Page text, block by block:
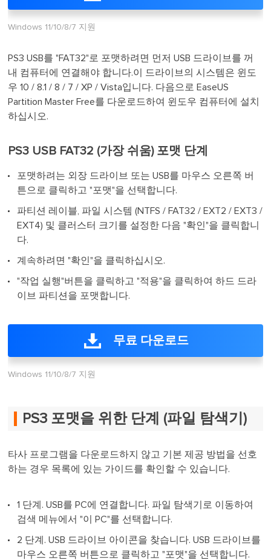
Windows 11/10/8/7 지원
PS3 USB를 "FAT32"로 포맷하려면 먼저 USB 드라이브를 꺼
내 컴퓨터에 연결해야 합니다.이 드라이브의 시스템은 윈도
우 10 / 8.1 / 8 / 7 / XP / Vista입니다. 다음으로 EaseUS
Partition Master Free를 다운로드하여 윈도우 컴퓨터에 설치
하십시오.
PS3 USB FAT32 (가장 쉬움) 포맷 단계
포맷하려는 외장 드라이브 또는 USB를 마우스 오른쪽 버
튼으로 클릭하고 "포맷"을 선택합니다.
파티션 레이블, 파일 시스템 (NTFS / FAT32 / EXT2 / EXT3 /
EXT4) 및 클러스터 크기를 설정한 다음 "확인"을 클릭합니
다.
계속하려면 "확인"을 클릭하십시오.
"작업 실행"버튼을 클릭하고 "적용"을 클릭하여 하드 드라
이브 파티션을 포맷합니다.
무료 다운로드
Windows 11/10/8/7 지원
PS3 포맷을 위한 단계 (파일 탐색기)
타사 프로그램을 다운로드하지 않고 기본 제공 방법을 선호
하는 경우 목록에 있는 가이드를 확인할 수 있습니다.
1 단계. USB를 PC에 연결합니다. 파일 탐색기로 이동하여
검색 메뉴에서 "이 PC"를 선택합니다.
2 단계. USB 드라이브 아이콘을 찾습니다. USB 드라이브를
마우스 오른쪽 버튼으로 클릭하고 "포맷"을 선택합니다.